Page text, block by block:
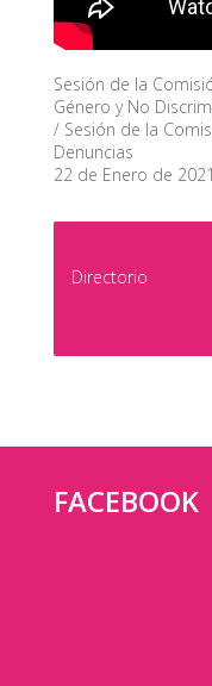
Sesión de la
Género y No
/ Sesión de la
Denuncias
22 de Enero de
Directorio
FACEBOOK